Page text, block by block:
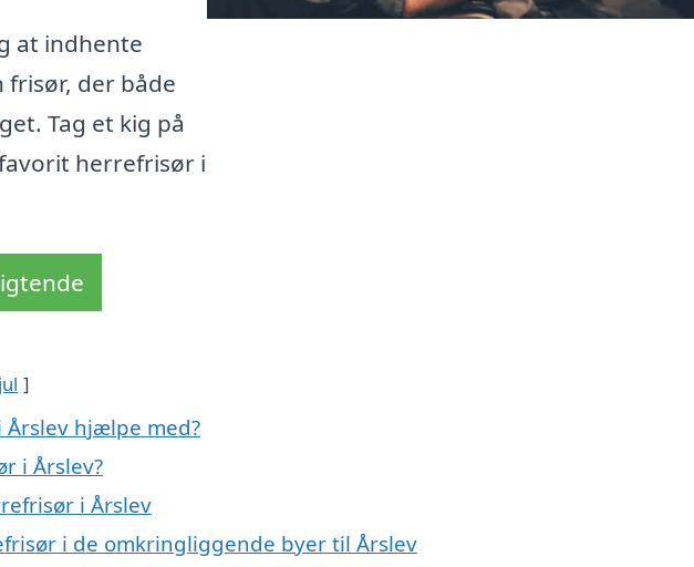
at indhente
der både
Tag et kig på
herrefrisør i
hjælpe med?
i Årslev?
i Årslev
i de omkringliggende byer til Årslev